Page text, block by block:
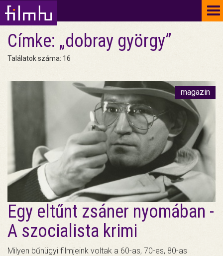
Címke: „dobray györgy”
Találatok száma: 16
magazin
Egy eltűnt zsáner nyomában -
A szocialista krimi
Milyen bűnügyi filmjeink voltak a 60-as, 70-es, 80-as